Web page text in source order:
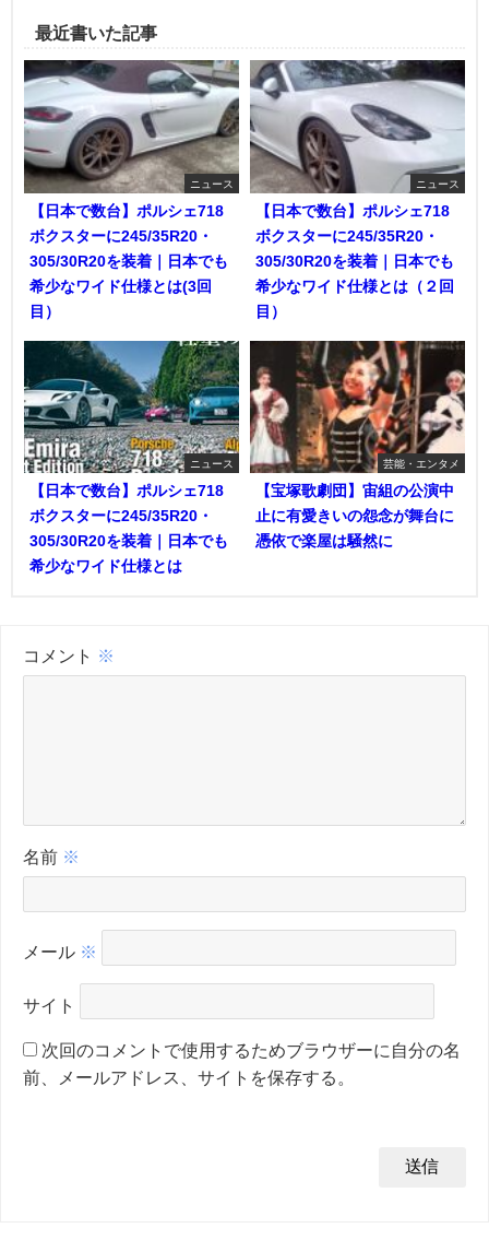
最近書いた記事
ニュース
【日本で数台】ポルシェ718
ボクスターに245/35R20・
305/30R20を装着｜日本でも
希少なワイド仕様とは(3回
目）
ニュース
【日本で数台】ポルシェ718
ボクスターに245/35R20・
305/30R20を装着｜日本でも
希少なワイド仕様とは（２回
目）
ニュース
【日本で数台】ポルシェ718
ボクスターに245/35R20・
305/30R20を装着｜日本でも
希少なワイド仕様とは
芸能・エンタメ
【宝塚歌劇団】宙組の公演中
止に有愛きいの怨念が舞台に
憑依で楽屋は騒然に
コメント ※
名前 ※
メール ※
サイト
次回のコメントで使用するためブラウザーに自分の名
前、メールアドレス、サイトを保存する。